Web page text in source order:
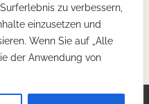
zu verbessern,
einzusetzen und
Wenn Sie auf „Alle
der Anwendung von